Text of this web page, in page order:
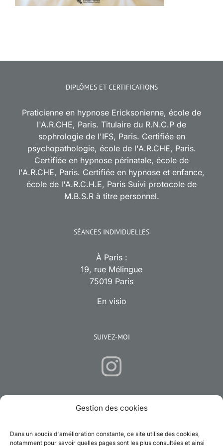
Gestion des cookies
Dans un soucis d'amélioration constante, ce site utilise des cookies,
notamment pour savoir quelles pages sont les plus consultées et ainsi
DIPLÔMES ET CERTIFICATIONS
Praticienne en hypnose Ericksonienne, école de
l'A.R.CHE, Paris. Titulaire du R.N.C.P de
sophrologie de l'IFS, Paris. Certifiée en
psychopathologie, école de l'A.R.CHE, Paris.
Certifiée en hypnose périnatale, école de
l'A.R.CHE, Paris. Certifiée en hypnose et enfance,
école de l'A.R.C.H.E, Paris Suivi protocole de
M.B.S.R à titre personnel.
SÉANCES INDIVIDUELLES
À Paris :
19, rue Mélingue
75019 Paris
En visio
SUIVEZ-MOI
CONTACTEZ-MOI
Email:emilie.hypnose.sophrologie@gmail.com